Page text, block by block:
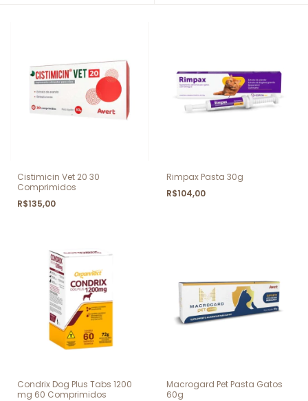
Cistimicin Vet 20 30
Comprimidos
R$135,00
Rimpax Pasta 30g
R$104,00
Condrix Dog Plus Tabs 1200
mg 60 Comprimidos
Macrogard Pet Pasta Gatos
60g